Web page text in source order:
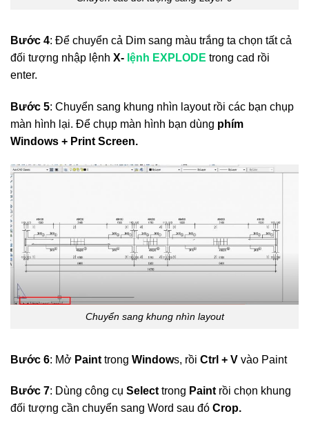
Bước 4: Để chuyển cả Dim sang màu trắng ta chọn tất cả
đối tượng nhập lệnh X- lệnh EXPLODE trong cad rồi
enter.
Bước 5: Chuyển sang khung nhìn layout rồi các bạn chụp
màn hình lại. Để chụp màn hình bạn dùng phím
Windows + Print Screen.
Chuyển sang khung nhìn layout
Bước 6: Mở Paint trong Windows, rồi Ctrl + V vào Paint
Bước 7: Dùng công cụ Select trong Paint rồi chọn khung
đối tượng cần chuyển sang Word sau đó Crop.